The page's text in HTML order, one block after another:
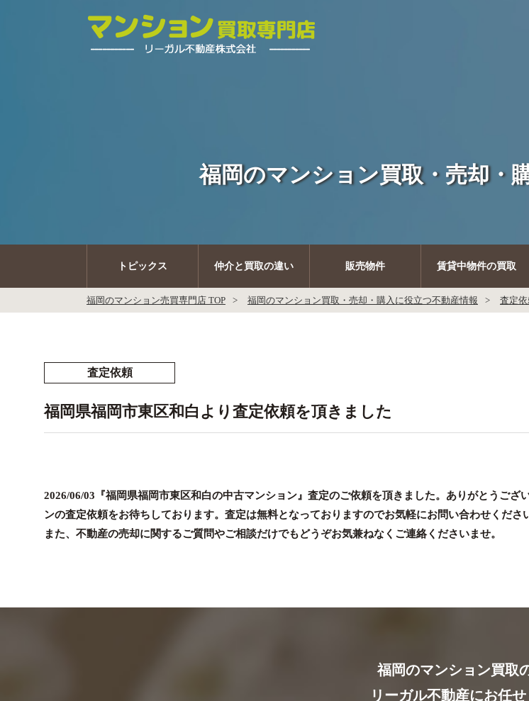
福岡のマンション買取・売却・
トピックス 仲介と買取の違い 販売物件 賃貸中物件の買取
福岡のマンション売買専門店 TOP 福岡のマンション買取・売却・購入に役立つ不動産情報 査定依
査定依頼
福岡県福岡市東区和白より査定依頼を頂きました
2026/06/03『福岡県福岡市東区和白の中古マンション』査定のご依頼を頂きました。ありがとうご
ンの査定依頼をお待ちしております。査定は無料となっておりますのでお気軽にお問い合わせくださ
また、不動産の売却に関するご質問やご相談だけでもどうぞお気兼ねなくご連絡くださいませ。
福岡のマンション買取
リーガル不動産にお任